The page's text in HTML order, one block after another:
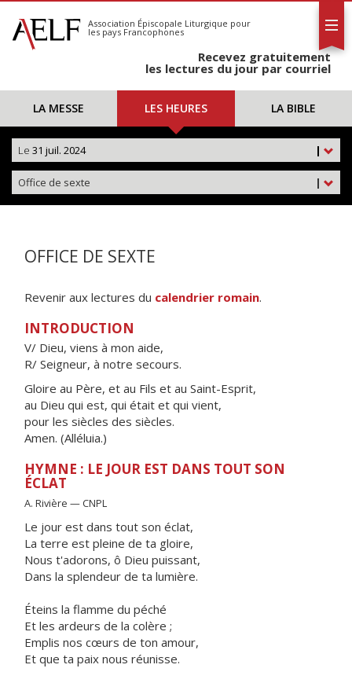
S'abonner
Calendrier
Association Épiscopale Liturgique pour
les pays Francophones
Recevez gratuitement
les lectures du jour par courriel
LA MESSE LES HEURES LA BIBLE
|
Le 31 juil. 2024
|
Office de sexte
OFFICE DE SEXTE
Revenir aux lectures du calendrier romain.
INTRODUCTION
V/ Dieu, viens à mon aide,
R/ Seigneur, à notre secours.
Gloire au Père, et au Fils et au Saint-Esprit,
au Dieu qui est, qui était et qui vient,
pour les siècles des siècles.
Amen. (Alléluia.)
HYMNE : LE JOUR EST DANS TOUT SON
ÉCLAT
A. Rivière — CNPL
Le jour est dans tout son éclat,
La terre est pleine de ta gloire,
Nous t'adorons, ô Dieu puissant,
Dans la splendeur de ta lumière.
Éteins la flamme du péché
Et les ardeurs de la colère ;
Emplis nos cœurs de ton amour,
Et que ta paix nous réunisse.